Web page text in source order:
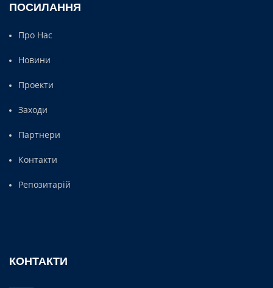
ПОСИЛАННЯ
Про Нас
Новини
Проекти
Заходи
Партнери
Контакти
Репозитарій
КОНТАКТИ